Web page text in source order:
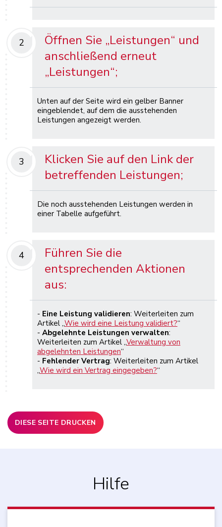
2
Öffnen Sie „Leistungen“ und
anschließend erneut
„Leistungen“;
Unten auf der Seite wird ein gelber Banner
eingeblendet, auf dem die ausstehenden
Leistungen angezeigt werden.
3
Klicken Sie auf den Link der
betreffenden Leistungen;
Die noch ausstehenden Leistungen werden in
einer Tabelle aufgeführt.
4
Führen Sie die
entsprechenden Aktionen
aus:
- Eine Leistung validieren: Weiterleiten zum
Artikel „Wie wird eine Leistung validiert?“
- Abgelehnte Leistungen verwalten:
Weiterleiten zum Artikel „Verwaltung von
abgelehnten Leistungen“
- Fehlender Vertrag: Weiterleiten zum Artikel
„Wie wird ein Vertrag eingegeben?“
DIESE SEITE DRUCKEN
Hilfe